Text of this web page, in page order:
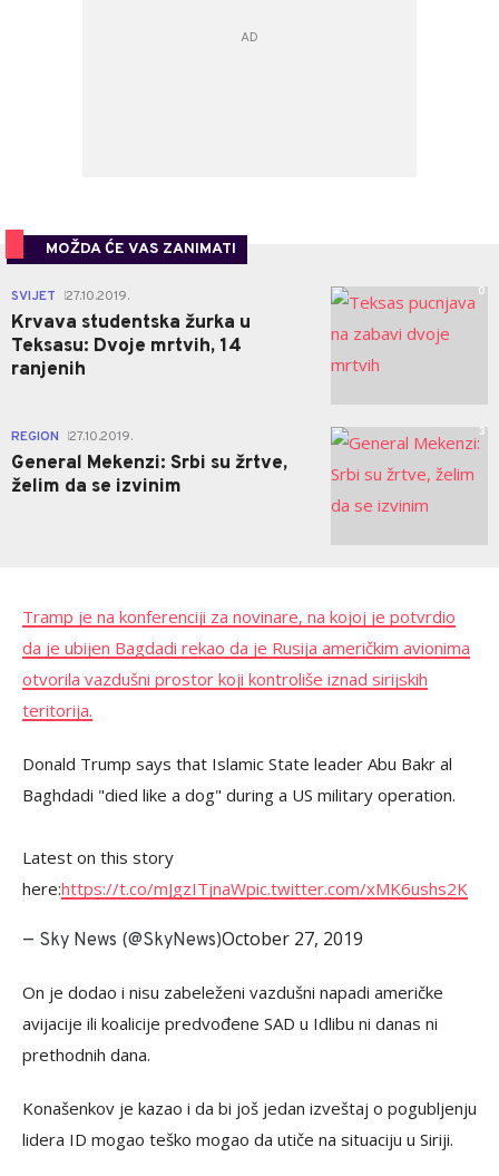
MOŽDA ĆE VAS ZANIMATI
SVIJET 27.10.2019.
Krvava studentska žurka u
Teksasu: Dvoje mrtvih, 14
ranjenih
0
REGION 27.10.2019.
General Mekenzi: Srbi su žrtve,
želim da se izvinim
3
Tramp je na konferenciji za novinare, na kojoj je potvrdio
da je ubijen Bagdadi rekao da je Rusija američkim avionima
otvorila vazdušni prostor koji kontroliše iznad sirijskih
teritorija.
Donald Trump says that Islamic State leader Abu Bakr al
Baghdadi "died like a dog" during a US military operation.
Latest on this story
here:https://t.co/mJgzITjnaWpic.twitter.com/xMK6ushs2K
— Sky News (@SkyNews)October 27, 2019
On je dodao i nisu zabeleženi vazdušni napadi američke
avijacije ili koalicije predvođene SAD u Idlibu ni danas ni
prethodnih dana.
Konašenkov je kazao i da bi još jedan izveštaj o pogubljenju
lidera ID mogao teško mogao da utiče na situaciju u Siriji.